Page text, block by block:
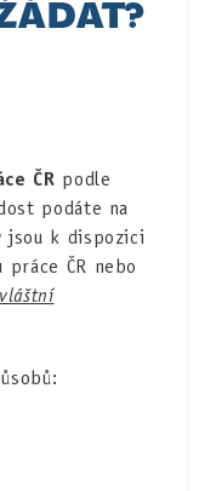
ČR podle
podáte na
jsou k dispozici
ČR nebo